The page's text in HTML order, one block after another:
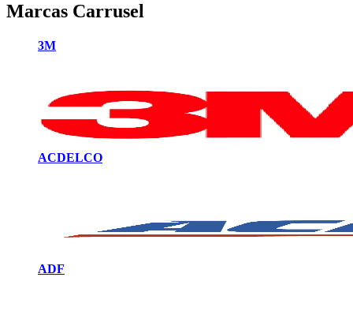
Marcas Carrusel
3M
ACDELCO
ADF